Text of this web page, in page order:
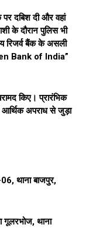
दबिश दी और वहां
के दौरान पुलिस भी
रिजर्व बैंक के असली
Bank of India”
किए। प्रारंभिक
आर्थिक अपराध से जुड़ा
थाना बाजपुर,
गूलरभोज, थाना